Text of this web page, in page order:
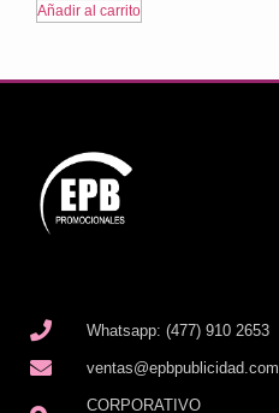
Añadir al carrito
Whatsapp: (477) 910 2653
ventas@epbpublicidad.com
CORPORATIVO